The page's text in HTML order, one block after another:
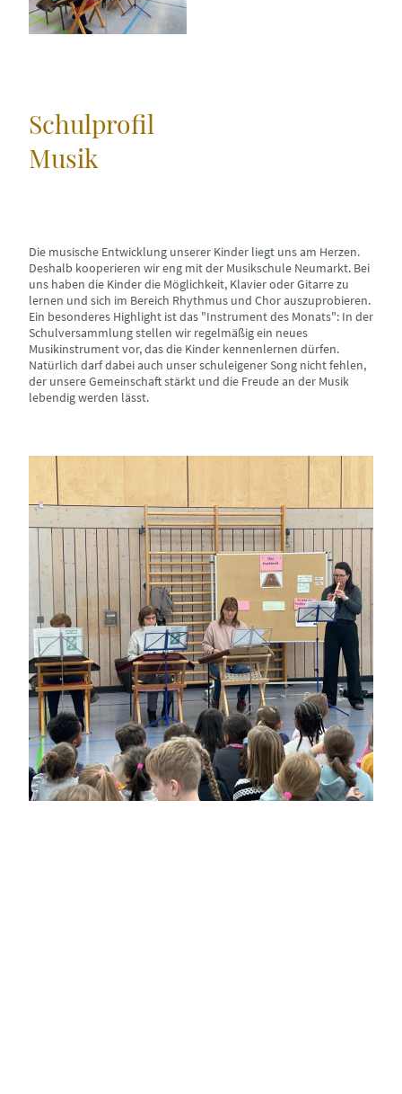
Schulprofil
Musik
Die musische Entwicklung unserer Kinder liegt uns am Herzen.
Deshalb kooperieren wir eng mit der Musikschule Neumarkt. Bei
uns haben die Kinder die Möglichkeit, Klavier oder Gitarre zu
lernen und sich im Bereich Rhythmus und Chor auszuprobieren.
Ein besonderes Highlight ist das "Instrument des Monats": In der
Schulversammlung stellen wir regelmäßig ein neues
Musikinstrument vor, das die Kinder kennenlernen dürfen.
Natürlich darf dabei auch unser schuleigener Song nicht fehlen,
der unsere Gemeinschaft stärkt und die Freude an der Musik
lebendig werden lässt.